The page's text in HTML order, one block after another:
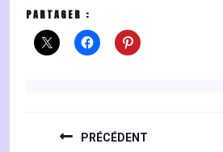
PARTAGER :
PRÉCÉDENT